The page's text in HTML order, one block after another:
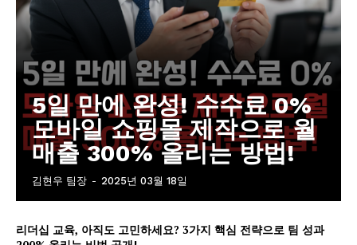
5일 만에 완성! 수수료 0%
모바일 쇼핑몰 제작으로 월
매출 300% 올리는 방법!
김현우 팀장 - 2025년 03월 18일
리더십 교육, 아직도 고민하세요? 3가지 핵심 전략으로 팀 성과